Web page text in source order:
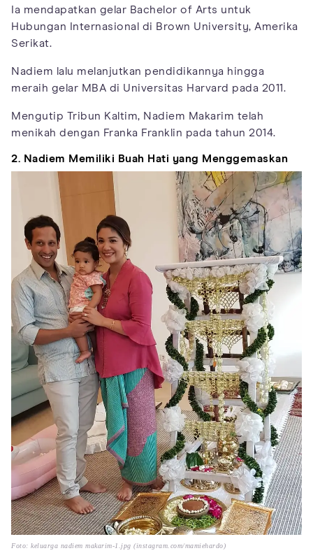
Ia mendapatkan gelar Bachelor of Arts untuk
Hubungan Internasional di Brown University, Amerika
Serikat.
Nadiem lalu melanjutkan pendidikannya hingga
meraih gelar MBA di Universitas Harvard pada 2011.
Mengutip Tribun Kaltim, Nadiem Makarim telah
menikah dengan Franka Franklin pada tahun 2014.
2. Nadiem Memiliki Buah Hati yang Menggemaskan
Foto: keluarga nadiem makarim-1.jpg (instagram.com/mamiehardo)